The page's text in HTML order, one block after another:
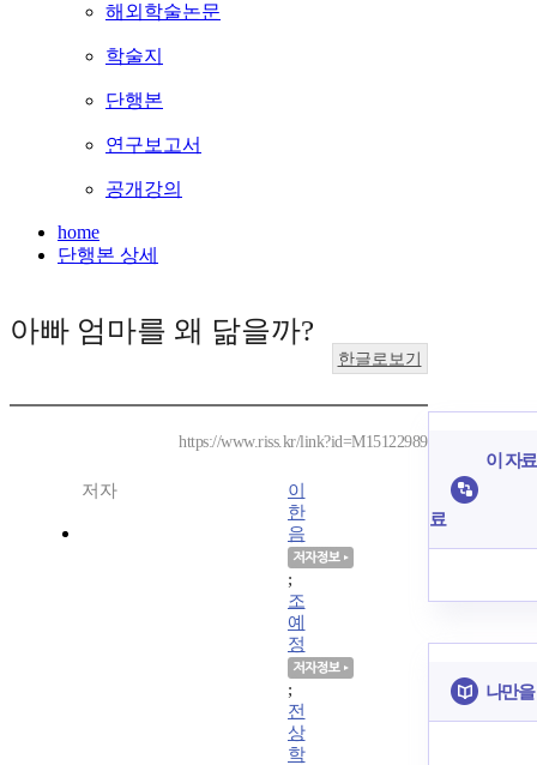
해외학술논문
학술지
단행본
연구보고서
공개강의
home
단행본 상세
아빠 엄마를 왜 닮을까?
한글로보기
https://www.riss.kr/link?id=M15122989
저자
이
한
음
;
조
예
정
;
전
상
학
이 자
료
나만